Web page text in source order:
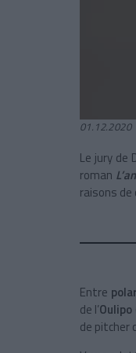
01.12.2020
Le jury de
roman
raisons de
Entre polar
de l’Oulipo
de pitcher